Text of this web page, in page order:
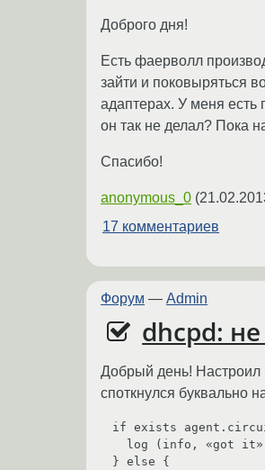
Доброго дня!
Есть фаерволл
зайти и поковыряться
адаптерах. У меня есть
он так не делал? Пока
Спасибо!
anonymous_0 (
17 комментариев
Форум — Admin
dhcpd:
Добрый день! Настроил
споткнулся буквально
if exists
} else {